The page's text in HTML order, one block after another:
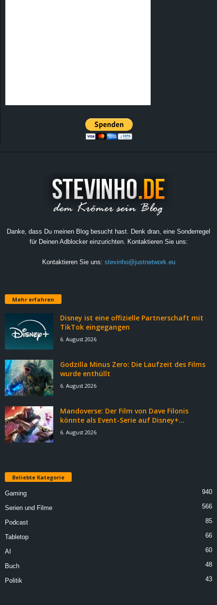
Danke, dass Du meinen Blog besucht hast. Denk dran, eine Sonderregel
für Deinen Adblocker einzurichten. Kontaktieren Sie uns:
Kontaktieren Sie uns: stevinho@justnetwork.eu
Mehr erfahren
Disney ist eine offizielle Partnerschaft mit
TikTok eingegangen
6. August 2026
Godzilla Minus Zero: Die Laufzeit des Films
wurde enthüllt
6. August 2026
Mandoverse: Der Film von Dave Filonis
könnte als Event-Serie auf Disney+...
6. August 2026
Beliebte Kategorie
Gaming 940
Serien und Filme 566
Podcast 85
Tabletop 66
AI 60
Buch 48
Politik 43